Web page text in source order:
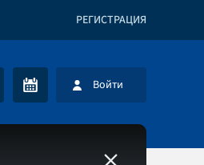
РЕГИСТРАЦИЯ
Войти